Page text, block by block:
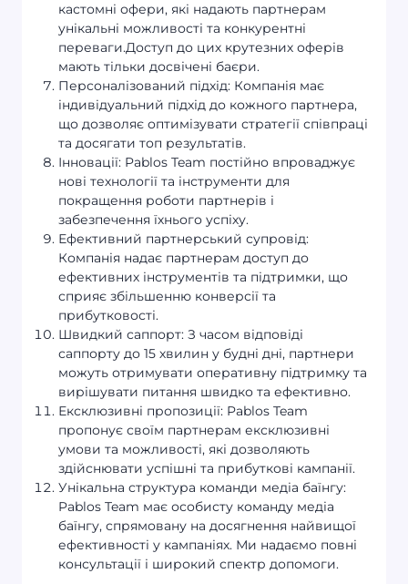
кастомні офери, які надають партнерам
унікальні можливості та конкурентні
переваги.Доступ до цих крутезних оферів
мають тільки досвічені баєри.
Персоналізований підхід: Компанія має
індивідуальний підхід до кожного партнера,
що дозволяє оптимізувати стратегії співпраці
та досягати топ результатів.
Інновації: Pablos Team постійно впроваджує
нові технології та інструменти для
покращення роботи партнерів і
забезпечення їхнього успіху.
Ефективний партнерський супровід:
Компанія надає партнерам доступ до
ефективних інструментів та підтримки, що
сприяє збільшенню конверсії та
прибутковості.
Швидкий саппорт: З часом відповіді
саппорту до 15 хвилин у будні дні, партнери
можуть отримувати оперативну підтримку та
вирішувати питання швидко та ефективно.
Ексклюзивні пропозиції: Pablos Team
пропонує своїм партнерам ексклюзивні
умови та можливості, які дозволяють
здійснювати успішні та прибуткові кампанії.
Унікальна структура команди медіа баїнгу:
Pablos Team має особисту команду медіа
баїнгу, спрямовану на досягнення найвищої
ефективності у кампаніях. Ми надаємо повні
консультації і широкий спектр допомоги.